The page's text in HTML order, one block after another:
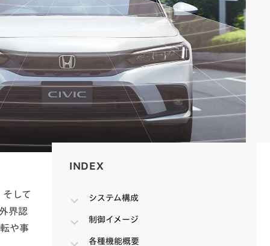
して
界認
や事
INDEX
システム構成
制御イメージ
各種機能概要